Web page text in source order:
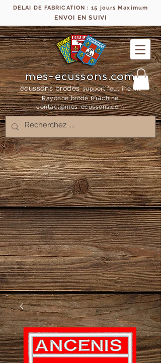
DELAI DE FABRICATION : 15 jours Maximum
ENVOI EN SUIVI
mes-ecussons.com
écussons brodés support feutrine, fil
Rayonne brodémachine
contact@mes-ecussons.com